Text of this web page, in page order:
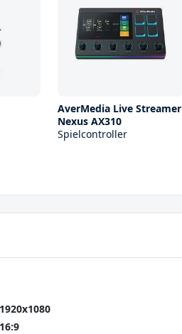
AverMedia Live Streamer
Nexus AX310
Spielcontroller
1920x1080
16:9